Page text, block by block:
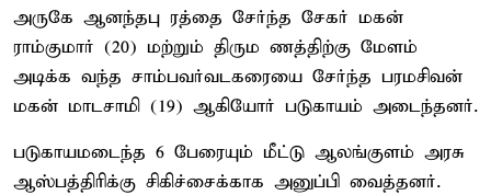
அருகே ஆனந்தபு ரத்தை சேர்ந்த சேகர் மகன்
ராம்குமார் (20) மற்றும் திரும ணத்திற்கு மேளம்
அடிக்க வந்த சாம்பவர்வடகரையை சேர்ந்த பரமசிவன்
மகன் மாடசாமி (19) ஆகியோர் படுகாயம் அடைந்தனர்.
படுகாயமடைந்த 6 பேரையும் மீட்டு ஆலங்குளம் அரசு
ஆஸ்பத்திரிக்கு சிகிச்சைக்காக அனுப்பி வைத்தனர்.